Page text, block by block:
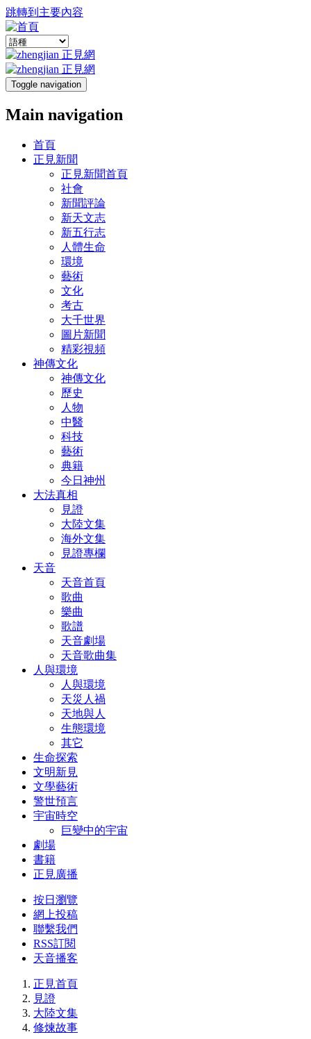
跳轉到主要內容
Toggle navigation
Main navigation
首頁
正見新聞
正見新聞首頁
社會
新聞評論
新天文志
新五行志
人體生命
環境
藝術
文化
考古
大千世界
圖片新聞
精彩視頻
神傳文化
神傳文化
歷史
人物
中醫
科技
藝術
典籍
今日神州
大法真相
見證
大陸文集
海外文集
見證專欄
天音
天音首頁
歌曲
樂曲
歌譜
天音劇場
天音歌曲集
人與環境
人與環境
天災人禍
天地與人
生態環境
其它
生命探索
文明新見
文學藝術
警世預言
宇宙時空
巨變中的宇宙
劇場
書籍
正見廣播
按日瀏覽
網上投稿
聯繫我們
RSS訂閱
天音播客
正見首頁
見證
大陸文集
修煉故事